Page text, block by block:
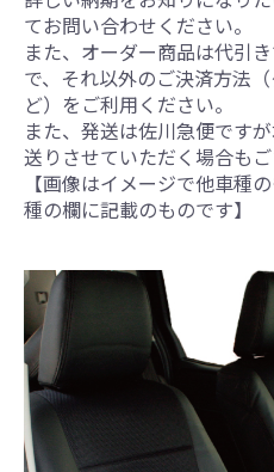
てお問い合わせください。
また、オーダー商品は代引
で、それ以外のご決済方法
ど）をご利用ください。
また、発送は佐川急便です
送りさせていただく場合もご
【画像はイメージで他車種
種の欄に記載のものです】